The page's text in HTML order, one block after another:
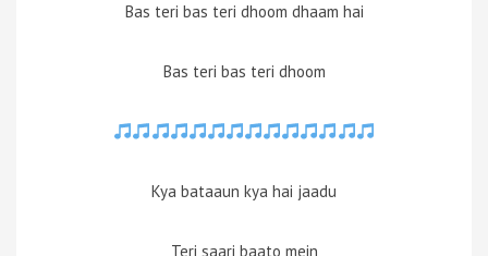
Bas teri bas teri dhoom dhaam hai
Bas teri bas teri dhoom
Kya bataaun kya hai jaadu
Teri saari baato mein